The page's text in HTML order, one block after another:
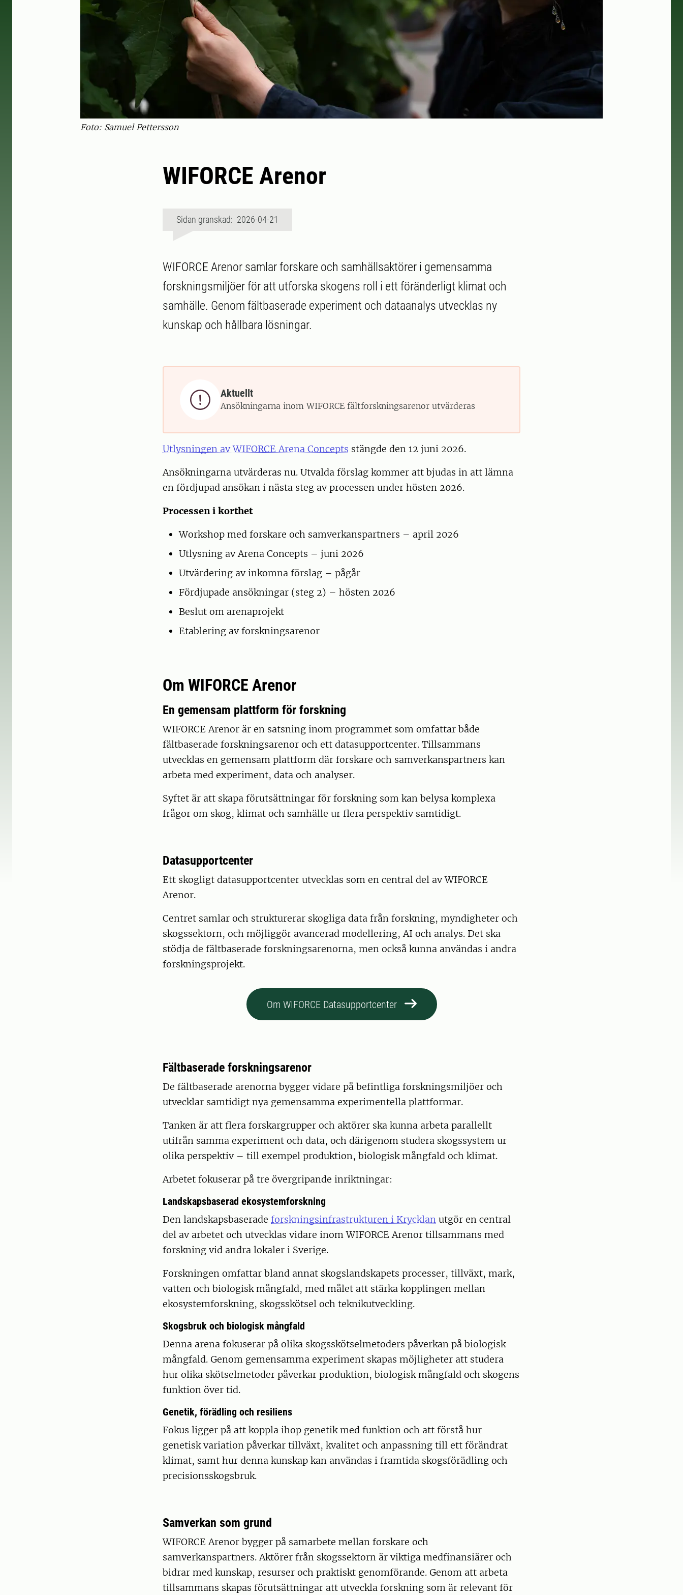
Foto: Samuel Pettersson
WIFORCE Arenor
Sidan granskad: 2026-04-21
WIFORCE Arenor samlar forskare och samhällsaktörer i gemensamma
forskningsmiljöer för att utforska skogens roll i ett föränderligt klimat och
samhälle. Genom fältbaserade experiment och dataanalys utvecklas ny
kunskap och hållbara lösningar.
 Aktuellt
Ansökningarna inom WIFORCE fältforskningsarenor utvärderas
Utlysningen av WIFORCE Arena Concepts stängde den 12 juni 2026.
Ansökningarna utvärderas nu. Utvalda förslag kommer att bjudas in att lämna
en fördjupad ansökan i nästa steg av processen under hösten 2026.
Processen i korthet
Workshop med forskare och samverkanspartners – april 2026
Utlysning av Arena Concepts – juni 2026
Utvärdering av inkomna förslag – pågår
Fördjupade ansökningar (steg 2) – hösten 2026
Beslut om arenaprojekt
Etablering av forskningsarenor
Om WIFORCE Arenor
En gemensam plattform för forskning
WIFORCE Arenor är en satsning inom programmet som omfattar både
fältbaserade forskningsarenor och ett datasupportcenter. Tillsammans
utvecklas en gemensam plattform där forskare och samverkanspartners kan
arbeta med experiment, data och analyser.
Syftet är att skapa förutsättningar för forskning som kan belysa komplexa
frågor om skog, klimat och samhälle ur flera perspektiv samtidigt.
Datasupportcenter
Ett skogligt datasupportcenter utvecklas som en central del av WIFORCE
Arenor.
Centret samlar och strukturerar skogliga data från forskning, myndigheter och
skogssektorn, och möjliggör avancerad modellering, AI och analys. Det ska
stödja de fältbaserade forskningsarenorna, men också kunna användas i andra
forskningsprojekt.
Om WIFORCE Datasupportcenter
Fältbaserade forskningsarenor
De fältbaserade arenorna bygger vidare på befintliga forskningsmiljöer och
utvecklar samtidigt nya gemensamma experimentella plattformar.
Tanken är att flera forskargrupper och aktörer ska kunna arbeta parallellt
utifrån samma experiment och data, och därigenom studera skogssystem ur
olika perspektiv – till exempel produktion, biologisk mångfald och klimat.
Arbetet fokuserar på tre övergripande inriktningar:
Landskapsbaserad ekosystemforskning
Den landskapsbaserade forskningsinfrastrukturen i Krycklan utgör en central
del av arbetet och utvecklas vidare inom WIFORCE Arenor tillsammans med
forskning vid andra lokaler i Sverige.
Forskningen omfattar bland annat skogslandskapets processer, tillväxt, mark,
vatten och biologisk mångfald, med målet att stärka kopplingen mellan
ekosystemforskning, skogsskötsel och teknikutveckling.
Skogsbruk och biologisk mångfald
Denna arena fokuserar på olika skogsskötselmetoders påverkan på biologisk
mångfald. Genom gemensamma experiment skapas möjligheter att studera
hur olika skötselmetoder påverkar produktion, biologisk mångfald och skogens
funktion över tid.
Genetik, förädling och resiliens
Fokus ligger på att koppla ihop genetik med funktion och att förstå hur
genetisk variation påverkar tillväxt, kvalitet och anpassning till ett förändrat
klimat, samt hur denna kunskap kan användas i framtida skogsförädling och
precisionsskogsbruk.
Samverkan som grund
WIFORCE Arenor bygger på samarbete mellan forskare och
samverkanspartners. Aktörer från skogssektorn är viktiga medfinansiärer och
bidrar med kunskap, resurser och praktiskt genomförande. Genom att arbeta
tillsammans skapas förutsättningar att utveckla forskning som är relevant för